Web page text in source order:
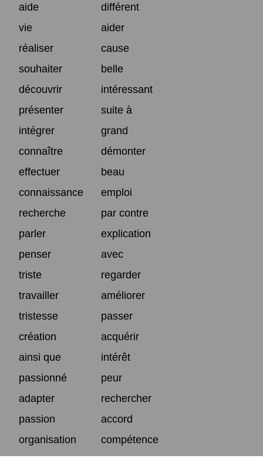
aide
différent
vie
aider
réaliser
cause
souhaiter
belle
découvrir
intéressant
présenter
suite à
intégrer
grand
connaître
démonter
effectuer
beau
connaissance
emploi
recherche
par contre
parler
explication
penser
avec
triste
regarder
travailler
améliorer
tristesse
passer
création
acquérir
ainsi que
intérêt
passionné
peur
adapter
rechercher
passion
accord
organisation
compétence